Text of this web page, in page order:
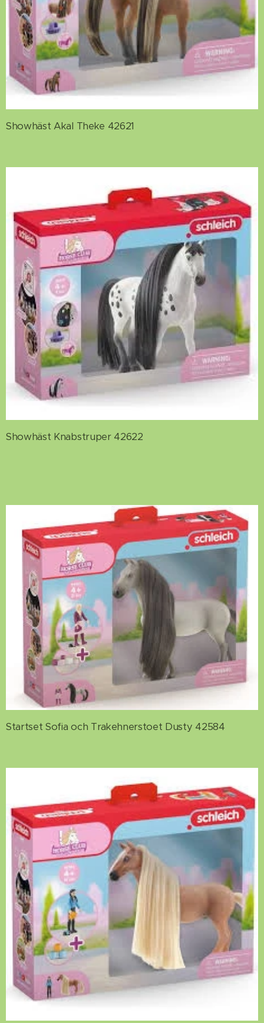
Showhäst Akal Theke 42621
Showhäst Knabstruper 42622
Startset Sofia och Trakehnerstoet Dusty 42584